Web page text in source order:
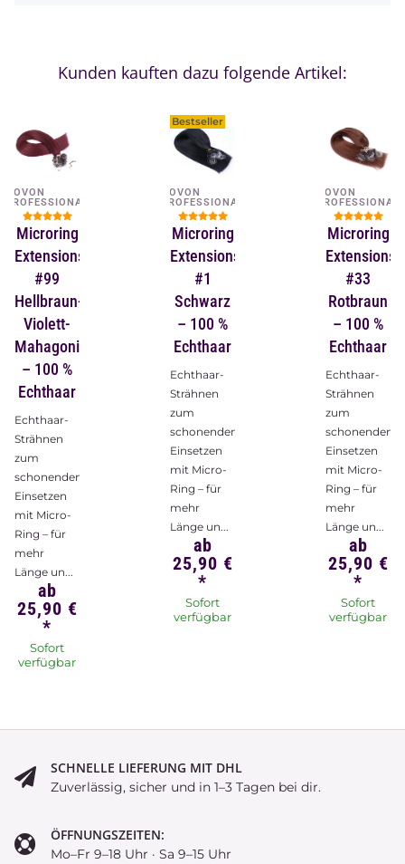
Kunden kauften dazu folgende Artikel:
NOVON
PROFESSIONAL
Microring
Extensions
#99
Hellbraun-
Violett-
Mahagoni
– 100 %
Echthaar
Echthaar-
Strähnen
zum
schonenden
Einsetzen
mit Micro-
Ring – für
mehr
Länge un...
ab
25,90 €
*
Sofort
verfügbar
Bestseller
NOVON
PROFESSIONAL
Microring
Extensions
#1
Schwarz
– 100 %
Echthaar
Echthaar-
Strähnen
zum
schonenden
Einsetzen
mit Micro-
Ring – für
mehr
Länge un...
ab
25,90 €
*
Sofort
verfügbar
NOVON
PROFESSIONAL
Microring
Extensions
#33
Rotbraun
– 100 %
Echthaar
Echthaar-
Strähnen
zum
schonenden
Einsetzen
mit Micro-
Ring – für
mehr
Länge un...
ab
25,90 €
*
Sofort
verfügbar
SCHNELLE LIEFERUNG MIT DHL
Zuverlässig, sicher und in 1–3 Tagen bei dir.
ÖFFNUNGSZEITEN:
Mo–Fr 9–18 Uhr · Sa 9–15 Uhr